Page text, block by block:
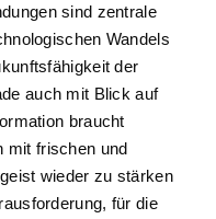
sind zentrale
Wandels
der
auch mit Blick auf
braucht
mit frischen und
wieder zu stärken
für die